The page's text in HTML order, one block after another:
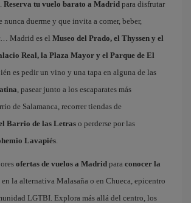
Reserva tu vuelo barato a Madrid para disfrutar
nunca duerme y que invita a comer, beber,
Madrid es el Museo del Prado, el Thyssen y el
Real, la Plaza Mayor y el Parque de El
es pedir un vino y una tapa en alguna de las
, pasear junto a los escaparates más
de Salamanca, recorrer tiendas de
Barrio de las Letras o perderse por las
Lavapiés.
ofertas de vuelos a Madrid para conocer la
en la alternativa Malasaña o en Chueca, epicentro
LGTBI. Explora más allá del centro, los